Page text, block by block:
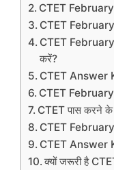
CTET
CTET
CTET
करें?
CTET Answer
CTET February
CTET पास करने
CTET
CTET Answer
क्यों जरूरी है